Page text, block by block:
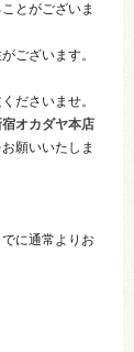
とがございま
ございます。
ださいませ。
オカダヤ本店
願いいたしま
に通常よりお